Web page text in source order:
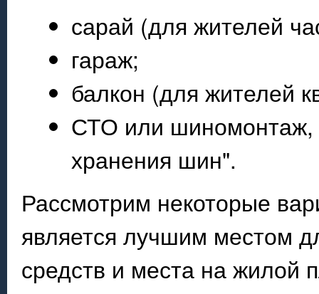
сарай (для жителей
гараж;
балкон (для жителей
СТО или шиномонтаж,
хранения шин".
Рассмотрим некоторые
является лучшим местом
средств и места на жилой